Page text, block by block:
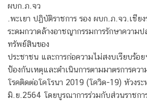
ผบก.ภ.จว
.พะเยา ปฏิบัติราชการ รอง ผบก.ภ.จว.เชีย
ระดมกวาดล้างอาชญากรรมการรักษาความ
ทรัพย์สินของ
ประชาชน และการก่อความไม่สงบเรียบร้อ
ป้องกันเหตุและดำเนินการตามมาตรการคว
โรคติดต่อโคโรนา 2019 (โควิด-19) หัวงร
มิ.ย.2564 โดยบูรณาการร่วมกับส่วนราชกา